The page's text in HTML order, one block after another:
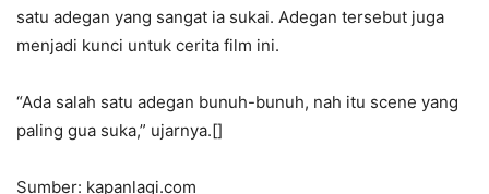
satu adegan yang sangat ia sukai. Adegan tersebut juga
menjadi kunci untuk cerita film ini.
“Ada salah satu adegan bunuh-bunuh, nah itu scene yang
paling gua suka,” ujarnya.[]
Sumber: kapanlagi.com